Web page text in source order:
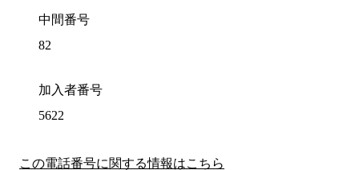
中間番号
82
加入者番号
5622
この電話番号に関する情報はこちら